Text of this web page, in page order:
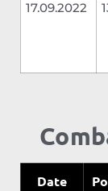
17.09.2022
Date